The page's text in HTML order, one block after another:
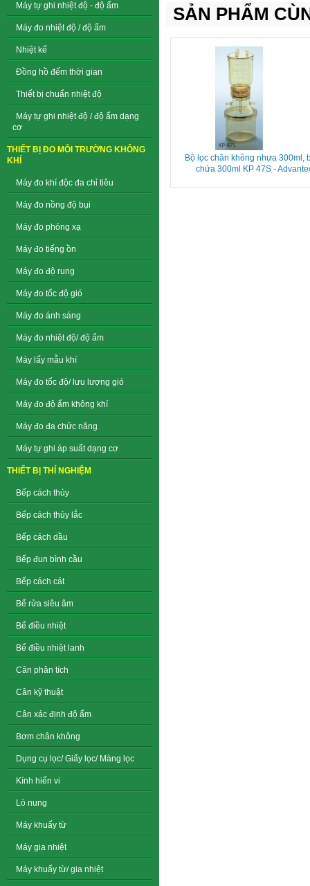
Máy tự ghi nhiệt độ - độ ẩm
Máy đo nhiệt độ / độ ẩm
Nhiệt kế
Đồng hồ đếm thời gian
Thiết bị chuẩn nhiệt độ
Máy tự ghi nhiệt độ / độ ẩm dạng
cơ
THIẾT BỊ ĐO MÔI TRƯỜNG KHÔNG
KHÍ
Máy đo khí độc đa chỉ tiêu
Máy đo nồng độ bụi
Máy đo phóng xạ
Máy đo tiếng ồn
Máy đo độ rung
Máy đo tốc độ gió
Máy đo ánh sáng
Máy đo nhiệt độ/ độ ẩm
Máy lấy mẫu khí
Máy đo tốc độ/ lưu lượng gió
Máy đo độ ẩm không khí
Máy đo đa chức năng
Máy tự ghi áp suất dạng cơ
THIẾT BỊ THÍ NGHIỆM
Bếp cách thủy
Bếp cách thủy lắc
Bếp cách dầu
Bếp đun bình cầu
Bếp cách cát
Bể rửa siêu âm
Bể điều nhiệt
Bể điều nhiệt lanh
Cân phân tích
Cân kỹ thuật
Cân xác định độ ẩm
Bơm chân không
Dụng cụ lọc/ Giấy lọc/ Màng lọc
Kính hiển vi
Lò nung
Máy khuấy từ
Máy gia nhiệt
Máy khuấy từ/ gia nhiệt
SẢN PHẨM
Bộ lọc chân không nhựa 300ml,
chứa 300ml KP 47S -